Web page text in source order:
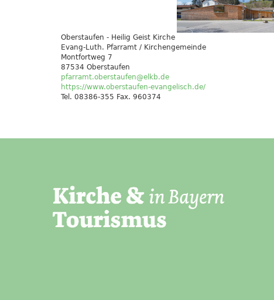
Oberstaufen - Heilig Geist Kirche
Evang-Luth. Pfarramt / Kirchengemeinde
Montfortweg 7
87534 Oberstaufen
pfarramt.oberstaufen@elkb.de
https://www.oberstaufen-evangelisch.de/
Tel. 08386-355 Fax. 960374